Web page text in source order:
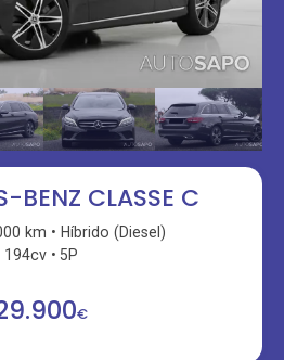
BENZ CLASSE C
km
Híbrido (Diesel)
194cv
5P
€